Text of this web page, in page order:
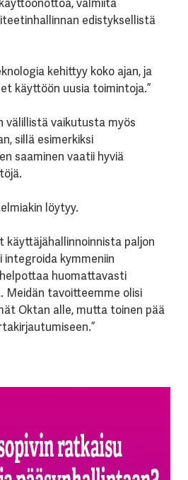
valmiita
edistyksellistä
kehittyy koko ajan, ja
käyttöön uusia toimintoja.”
välillistä vaikutusta myös
sillä esimerkiksi
saaminen vaatii hyviä
löytyy.
käyttäjähallinnoinnista paljon
integroida kymmeniin
huomattavasti
Meidän tavoitteemme olisi
Oktan alle, mutta toinen pää